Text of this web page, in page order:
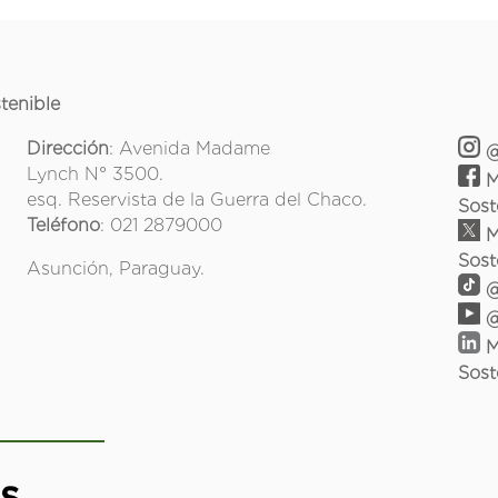
Dirección: Avenida Madame
Lynch N° 3500.
esq. Reservista de la Guerra del Chaco.
Teléfono: 021 2879000
Asunción, Paraguay.